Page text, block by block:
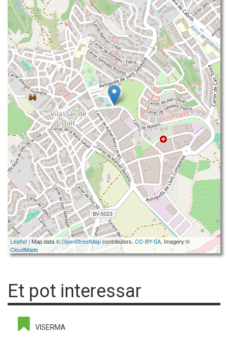
Leaflet | Map data ©OpenStreetMapcontributors, CC-BY-SA, Imagery ©
CloudMade
Et pot interessar
VISERMA